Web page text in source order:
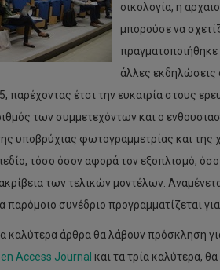
οικολογία, η
μπορούσε να
άλλες εκδηλώσεις
παρέχοντας έτσι την ευκαιρία στους
των συμμετεχόντων και ο
υποβρύχιας φωτογραμμετρίας και της
τόσο όσον αφορά τον εξοπλισμό,
των τελικών μοντέλων.
παρόμοιο συνέδριο προγραμματίζεται για
καλύτερα άρθρα θα λάβουν πρόσκληση
Access Journal και τα τρία καλύτερα,